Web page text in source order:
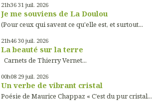
21h36 31 juil. 2026
Je me souviens de La Doulou
(Pour ceux qui savent ce qu'elle est, et surtout...
21h46 30 juil. 2026
La beauté sur la terre
Carnets de Thierry Vernet...
00h08 29 juil. 2026
Un verbe de vibrant cristal
Poésie de Maurice Chappaz « C’est du pur cristal...